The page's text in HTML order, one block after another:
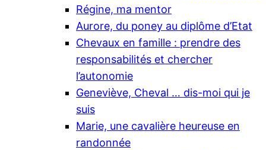
Régine, ma mentor
Aurore, du poney au diplôme d’Etat
Chevaux en famille : prendre des
responsabilités et chercher
l’autonomie
Geneviève, Cheval … dis-moi qui je
suis
Marie, une cavalière heureuse en
randonnée